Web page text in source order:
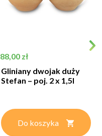
Cena
88,00 zł
Gliniany dwojak duży
Stefan – poj. 2 x 1,5l
Do koszyka